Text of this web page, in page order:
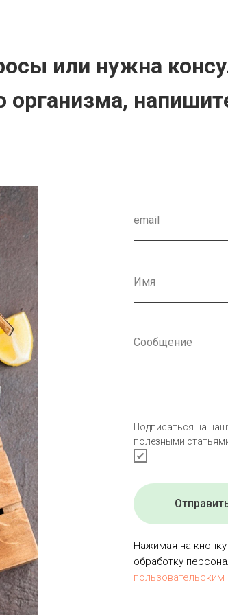
или нужна
организма,
Подписаться на
полезными
Нажимая на
обработку